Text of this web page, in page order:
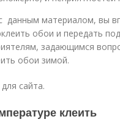
данным материалом, вы
обои и передать
задающимся
обои зимой.
сайта.
клеить